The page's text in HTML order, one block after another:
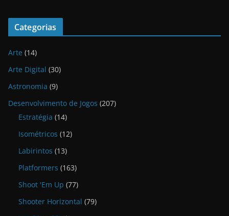
Categorias
Arte (14)
Arte Digital (30)
Astronomia (9)
Desenvolvimento de Jogos (207)
Estratégia (14)
Isométricos (12)
Labirintos (13)
Platformers (163)
Shoot 'Em Up (77)
Shooter Horizontal (79)